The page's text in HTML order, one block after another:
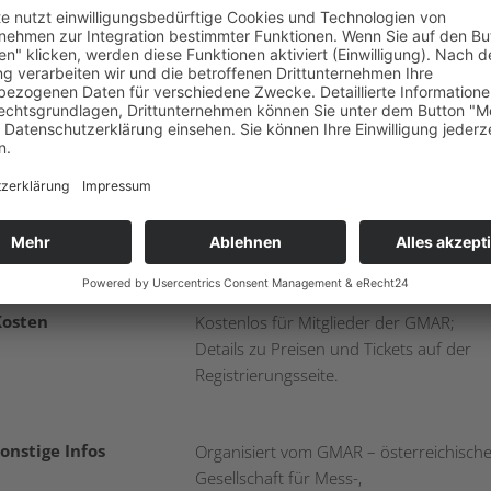
08:00 – 17:30 Uhr
Marktgasse 20, 6330 Kufstein
Systemintegrator:innen aus
Österreich, der Schweiz und Süd-Tirol
Kostenlos für Mitglieder der GMAR;
Details zu Preisen und Tickets auf der
Registrierungsseite.
Infos
Organisiert vom GMAR – österreichische
Gesellschaft für Mess-,